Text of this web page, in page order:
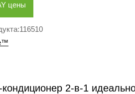
цены
2-в-1